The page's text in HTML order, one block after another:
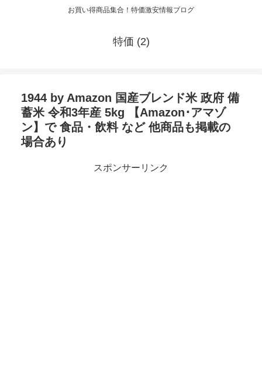
お買い得商品集合！特価激安情報ブログ
特価 (2)
1944 by Amazon 国産ブレンド米 政府 備
蓄米 令和3年産 5kg 【Amazon･アマゾ
ン】で 食品・飲料 など 他商品も掲載の
場合あり
スポンサーリンク